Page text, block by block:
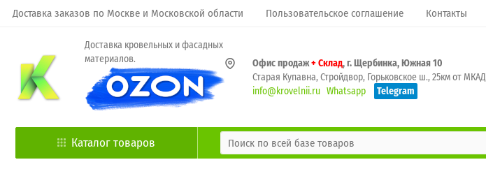
Доставка заказов по Москве и Московской области Пользовательское соглашение Контакты
Доставка кровельных и фасадных
материалов.
Офис продаж+ Склад, г. Щербинка, Южная 10
Старая Купавна, Стройдвор, Горьковское ш., 25км от МКАД
info@krovelnii.ru Whatsapp Telegram
Каталог товаров